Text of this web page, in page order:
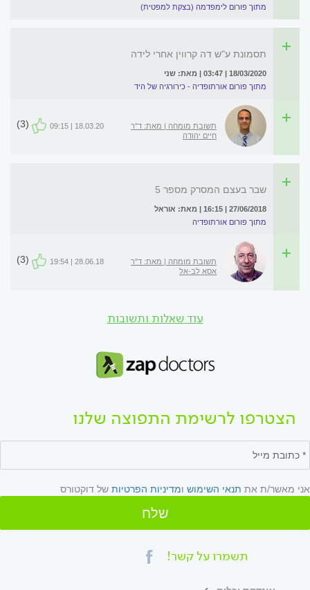
מתוך פורום לימפדמה (בצקת למפטית)
תסמונת ע"ש דה קרווין אחרי לידה
18/03/2020 | 03:47 | מאת: שני
מתוך פורום אורתופדיה - כירורגיה של היד
תשובת מומחה | מאת: ד"ר
חיים יהודה
18.03.20 | 09:15
(3)
שבר בעצם המסרק מספר 5
27/06/2018 | 16:15 | מאת: אוראל
מתוך פורום אורתופדיה
תשובת מומחה | מאת: ד"ר
אסא לב-אל
28.06.18 | 19:54
(3)
עוד שאלות ותשובות
הצטרפו לרשימת התפוצה שלנו
אני מאשר/ת את תנאי השימוש ומדיניות הפרטיות של דוקטורס
שלח
תשמרו על קשר!